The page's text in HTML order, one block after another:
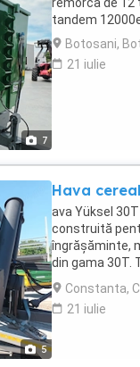
7
tandem
Botosani,
21 iulie
5
Hava
ava Yüksel
construită
îngrășăminte,
din gama 30T.
Stabilitate
mari (grâu,
viață datorită
Constanta,
21 iulie